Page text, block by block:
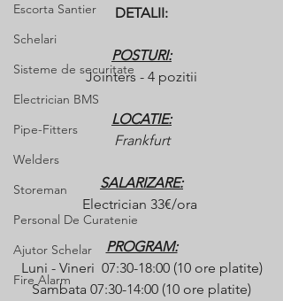
Escorta Santier
Schelari
Sisteme de securitate
Electrician BMS
Pipe-Fitters
Welders
Storeman
Personal De Curatenie
Ajutor Schelar
Fire Alarm
DETALII:
POSTURI:
Jointers - 4 pozitii
LOCATIE:
Frankfurt
SALARIZARE:
Electrician 33€/ora
PROGRAM:
Luni - Vineri  07:30-18:00 (10 ore platite)
Sambata 07:30-14:00 (10 ore platite)